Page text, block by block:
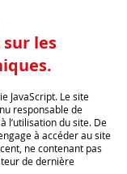
les
JavaScript. Le site
responsable de
l’utilisation du site. De
à accéder au site
ne contenant pas
de dernière